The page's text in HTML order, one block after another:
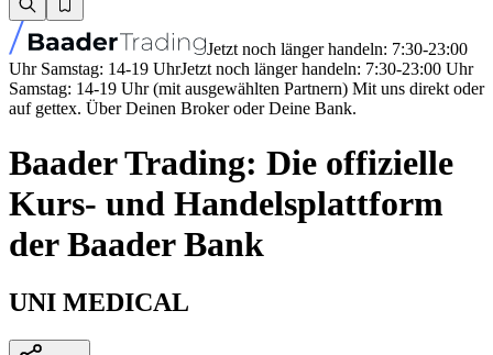
Jetzt noch länger handeln: 7:30-23:00
Uhr Samstag: 14-19 UhrJetzt noch länger handeln: 7:30-23:00 Uhr
Samstag: 14-19 Uhr (mit ausgewählten Partnern) Mit uns direkt oder
auf gettex. Über Deinen Broker oder Deine Bank.
Baader Trading: Die offizielle
Kurs- und Handelsplattform
der Baader Bank
UNI MEDICAL